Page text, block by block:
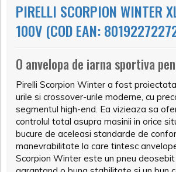
PIRELLI SCORPION WINTER
100V (COD EAN:
O anvelopa de iarna sportiva
Pirelli Scorpion Winter a fost
urile si crossover-urile moderne, cu
segmentul high-end. Ea vizieaza sa
controlul total asupra masinii in orice
bucure de aceleasi standarde de
manevrabilitate la care tintesc
Scorpion Winter este un pneu deosebit